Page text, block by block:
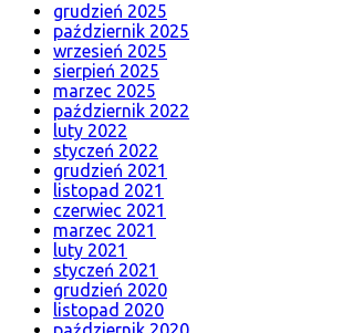
grudzień 2025
październik 2025
wrzesień 2025
sierpień 2025
marzec 2025
październik 2022
luty 2022
styczeń 2022
grudzień 2021
listopad 2021
czerwiec 2021
marzec 2021
luty 2021
styczeń 2021
grudzień 2020
listopad 2020